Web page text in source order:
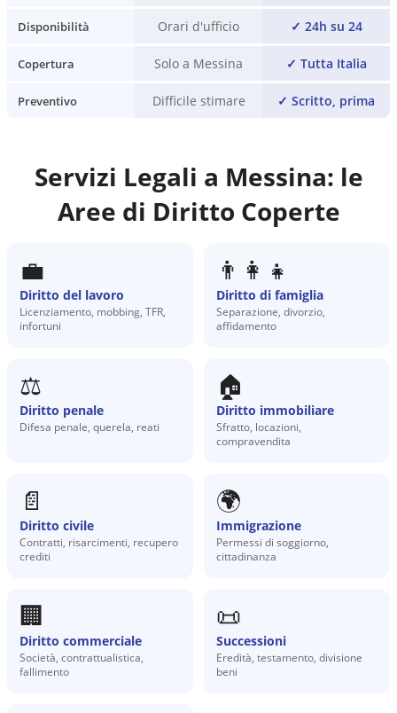
Disponibilità Orari d'ufficio ✓ 24h su 24
Copertura Solo a Messina ✓ Tutta Italia
Preventivo Difficile stimare ✓ Scritto, prima
Servizi Legali a Messina: le
Aree di Diritto Coperte
💼
Diritto del lavoro
Licenziamento, mobbing, TFR,
infortuni
👨‍👩‍👧
Diritto di famiglia
Separazione, divorzio,
affidamento
⚖️
Diritto penale
Difesa penale, querela, reati
🏠
Diritto immobiliare
Sfratto, locazioni,
compravendita
📄
Diritto civile
Contratti, risarcimenti, recupero
crediti
🌍
Immigrazione
Permessi di soggiorno,
cittadinanza
🏢
Diritto commerciale
Società, contrattualistica,
fallimento
📜
Successioni
Eredità, testamento, divisione
beni